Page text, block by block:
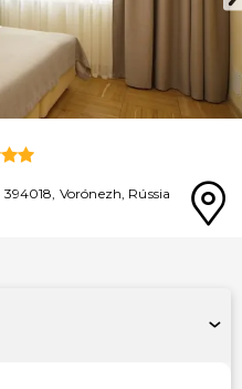
394018, Vorónezh, Rússia